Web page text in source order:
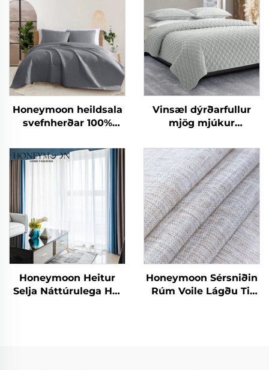
Honeymoon heildsala
svefnherðar 100%
þekja svefnpokar og
hylki
Vinsæl dýrðarfullur
mjög mjúkur
þekju settur konungur
þekja 3 hlutar
Honeymoon Heitur
Selja Náttúrulega Höf
Honeymoon Sérsniðin
Rúm Voile Lágðu Til